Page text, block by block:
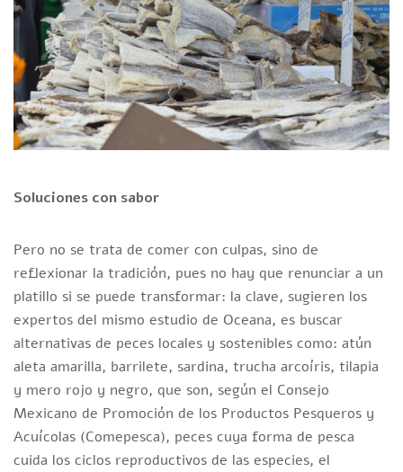
Soluciones con sabor
Pero no se trata de comer con culpas, sino de
reflexionar la tradición, pues no hay que renunciar a un
platillo si se puede transformar: la clave, sugieren los
expertos del mismo estudio de Oceana, es buscar
alternativas de peces locales y sostenibles como: atún
aleta amarilla, barrilete, sardina, trucha arcoíris, tilapia
y mero rojo y negro, que son, según el Consejo
Mexicano de Promoción de los Productos Pesqueros y
Acuícolas (Comepesca), peces cuya forma de pesca
cuida los ciclos reproductivos de las especies, el